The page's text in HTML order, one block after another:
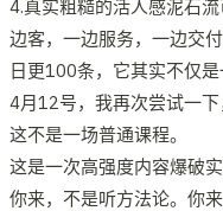
4.‮实真‬粗糙的活人感泥‮流石‬可能会成为素人OPC获客的主流。一‮获
边‬
4月
这不是一场普通课程。
这是一次高强度内容爆破实
你来，不是听方法论。你